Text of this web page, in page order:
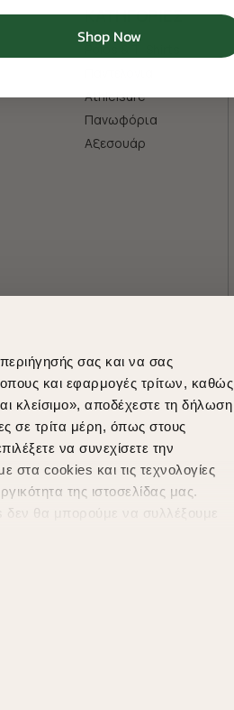
σας και να σας
και εφαρμογές τρίτων, καθώς
κλείσιμο», αποδέχεστε τη δήλωση
σε τρίτα μέρη, όπως στους
να συνεχίσετε την
cookies και τις τεχνολογίες
της ιστοσελίδας μας.
δεν θα μπορούμε να συλλέξουμε
να ανακαλέσετε τη συγκατάθεσή
ΚΑΤΗΓΟΡΙΕΣ
Polos & T-Shirts
Athleisure
Πανωφόρια
Aξεσουάρ
Shipping Methods
Shop Now